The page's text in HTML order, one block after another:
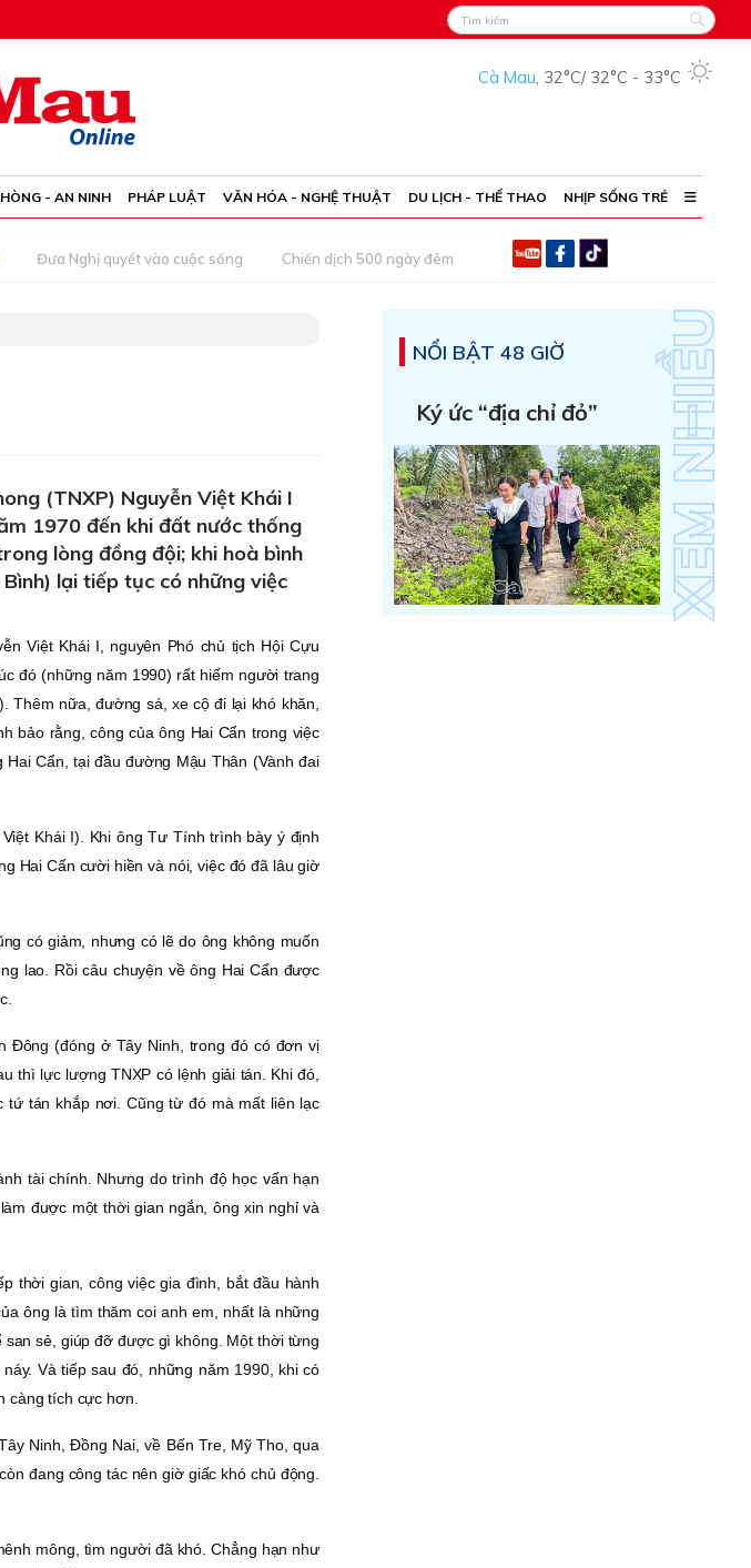
Cà Mau, 32°C/ 32°C - 33°C
- AN NINH PHÁP LUẬT VĂN HÓA - NGHỆ THUẬT DU LỊCH - THỂ THAO NHỊP SỐNG TRẺ
Đưa Nghị quyết vào cuộc sống Chiến dịch 500 ngày đêm
(TNXP) Nguyễn Việt Khái I
1970 đến khi đất nước thống
lòng đồng đội; khi hoà bình
lại tiếp tục có những việc
Việt Khái I, nguyên Phó chủ tịch Hội Cựu
đó (những năm 1990) rất hiếm người trang
Thêm nữa, đường sá, xe cộ đi lại khó khăn,
bảo rằng, công của ông Hai Cẩn trong việc
Cẩn, tại đầu đường Mậu Thân (Vành đai
Khái I). Khi ông Tư Tính trình bày ý định
Hai Cẩn cười hiền và nói, việc đó đã lâu giờ
có giảm, nhưng có lẽ do ông không muốn
lao. Rồi câu chuyện về ông Hai Cẩn được
Ðông (đóng ở Tây Ninh, trong đó có đơn vị
thì lực lượng TNXP có lệnh giải tán. Khi đó,
tán khắp nơi. Cũng từ đó mà mất liên lạc
tài chính. Nhưng do trình độ học vấn hạn
được một thời gian ngắn, ông xin nghỉ và
thời gian, công việc gia đình, bắt đầu hành
ông là tìm thăm coi anh em, nhất là những
sẻ, giúp đỡ được gì không. Một thời từng
Và tiếp sau đó, những năm 1990, khi có
càng tích cực hơn.
Ninh, Ðồng Nai, về Bến Tre, Mỹ Tho, qua
đang công tác nên giờ giấc khó chủ động.
mông, tìm người đã khó. Chẳng hạn như
NỔI BẬT 48 GIỜ
Ký ức “địa chỉ đỏ”